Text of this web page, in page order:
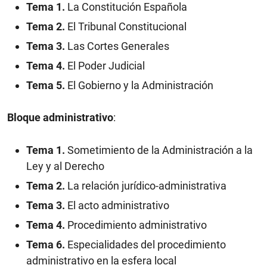
Tema 1. La Constitución Española
Tema 2. El Tribunal Constitucional
Tema 3. Las Cortes Generales
Tema 4. El Poder Judicial
Tema 5. El Gobierno y la Administración
Bloque administrativo:
Tema 1. Sometimiento de la Administración a la
Ley y al Derecho
Tema 2. La relación jurídico-administrativa
Tema 3. El acto administrativo
Tema 4. Procedimiento administrativo
Tema 6. Especialidades del procedimiento
administrativo en la esfera local